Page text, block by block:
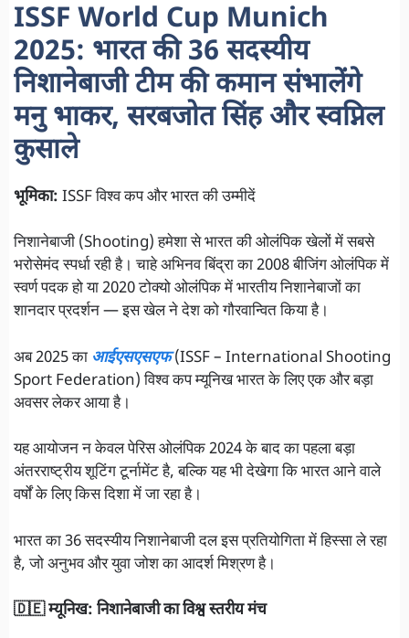
ISSF World Cup Munich
2025: भारत की 36 सदस्यीय
निशानेबाजी टीम की कमान संभालेंगे
मनु भाकर, सरबजोत सिंह और स्वप्निल
कुसाले
भूमिका: ISSF विश्व कप और भारत की उम्मीदें
निशानेबाजी (Shooting) हमेशा से भारत की ओलंपिक खेलों में सबसे
भरोसेमंद स्पर्धा रही है। चाहे अभिनव बिंद्रा का 2008 बीजिंग ओलंपिक में
स्वर्ण पदक हो या 2020 टोक्यो ओलंपिक में भारतीय निशानेबाजों का
शानदार प्रदर्शन — इस खेल ने देश को गौरवान्वित किया है।
अब 2025 का आईएसएसएफ (ISSF – International Shooting
Sport Federation) विश्व कप म्यूनिख भारत के लिए एक और बड़ा
अवसर लेकर आया है।
यह आयोजन न केवल पेरिस ओलंपिक 2024 के बाद का पहला बड़ा
अंतरराष्ट्रीय शूटिंग टूर्नामेंट है, बल्कि यह भी देखेगा कि भारत आने वाले
वर्षों के लिए किस दिशा में जा रहा है।
भारत का 36 सदस्यीय निशानेबाजी दल इस प्रतियोगिता में हिस्सा ले रहा
है, जो अनुभव और युवा जोश का आदर्श मिश्रण है।
🇩🇪 म्यूनिख: निशानेबाजी का विश्व स्तरीय मंच